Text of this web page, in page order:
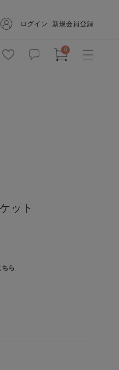
ログイン 新規会員登録
0
ット
ら